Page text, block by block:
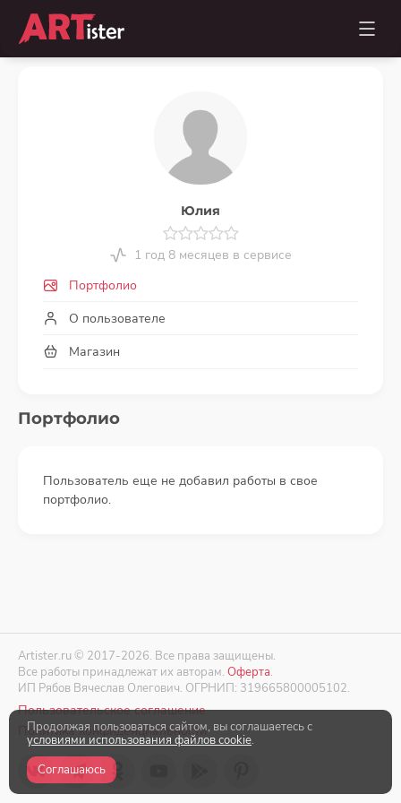
Юлия
1 год 8 месяцев в сервисе
Портфолио
О пользователе
Магазин
Портфолио
Пользователь еще не добавил работы в свое
портфолио.
Artister.ru © 2017-2026. Все права защищены.
Все работы принадлежат их авторам. Оферта.
ИП Рябов Вячеслав Олегович. ОГРНИП: 319665800005102.
Пользовательское соглашение
Политика конфиденциальности
Продолжая пользоваться сайтом, вы соглашаетесь с
условиями использования файлов cookie.
Соглашаюсь